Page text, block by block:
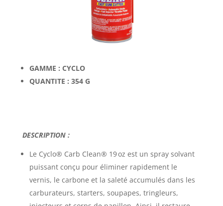
GAMME : CYCLO
QUANTITE : 354 G
DESCRIPTION :
Le Cyclo® Carb Clean® 19 oz est un spray solvant
puissant conçu pour éliminer rapidement le
vernis, le carbone et la saleté accumulés dans les
carburateurs, starters, soupapes, tringleurs,